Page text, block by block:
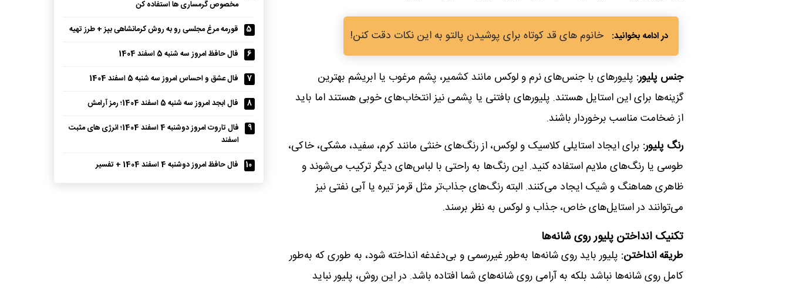
خانوم های قد کوتاه برای پوشیدن پالتو به این نکات دقت کنن!
جنس پلیور: پلیورهای با جنس‌های نرم و لوکس مانند کشمیر، پشم مرغوب یا ابریشم بهترین
گزینه‌ها برای این استایل هستند. پلیورهای بافتنی یا پشمی نیز انتخاب‌های خوبی هستند اما باید
از ضخامت مناسب برخوردار باشند.
رنگ پلیور: برای ایجاد استایلی کلاسیک و لوکس، از رنگ‌های خنثی مانند کرم، سفید، مشکی، خاکی،
طوسی یا رنگ‌های ملایم استفاده کنید. این رنگ‌ها به راحتی با لباس‌های دیگر ترکیب می‌شوند و
ظاهری هماهنگ و شیک ایجاد می‌کنند. البته رنگ‌های جذاب‌تر مثل قرمز تیره یا آبی نفتی نیز
می‌توانند در استایل‌های خاص، جذاب و لوکس به نظر برسند.
تکنیک انداختن پلیور روی شانه‌ها
طریقه انداختن: پلیور باید روی شانه‌ها به‌طور غیررسمی و بی‌دغدغه انداخته شود، به طوری که به‌طور
کامل روی شانه‌ها نباشد بلکه به آرامی روی شانه‌های شما افتاده باشد. در این روش، پلیور نباید
مخصوص گرمساری ها استفاده کن
5
قورمه مرغ مجلسی رو به روش کرمانشاهی بپز + طرز تهیه
6
فال حافظ امروز سه شنبه 5 اسفند 1404
7
فال عشق و احساس امروز سه شنبه 5 اسفند 1404
8
فال ابجد امروز سه شنبه 5 اسفند 1404؛ رمز آرامش
9
فال تاروت امروز دوشنبه 4 اسفند 1404؛ انرژی های مثبت
اسفند
10
فال حافظ امروز دوشنبه 4 اسفند 1404 + تفسیر